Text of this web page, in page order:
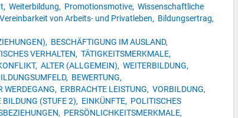
Weiterbildung, Promotionsmotive, Wissenschaftliche
Vereinbarkeit von Arbeits- und Privatleben, Bildungsertrag,
BESCHÄFTIGUNG IM AUSLAND,
VERHALTEN, TÄTIGKEITSMERKMALE,
ALTER (ALLGEMEIN), WEITERBILDUNG,
BEWERTUNG,
WERDEGANG, ERBRACHTE LEISTUNG, VORBILDUNG,
BILDUNG (STUFE 2), EINKÜNFTE, POLITISCHES
PERSÖNLICHKEITSMERKMALE,